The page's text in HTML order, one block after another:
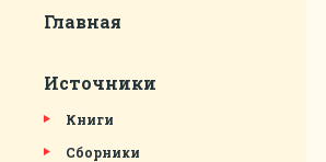
Главная
Источники
Книги
Сборники